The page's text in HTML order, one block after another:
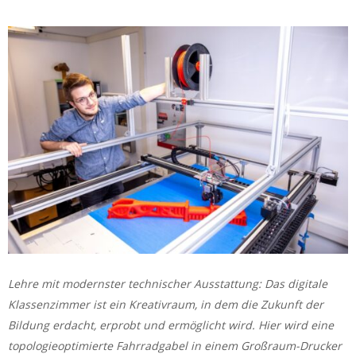
Lehre mit modernster technischer Ausstattung: Das digitale
Klassenzimmer ist ein Kreativraum, in dem die Zukunft der
Bildung erdacht, erprobt und ermöglicht wird. Hier wird eine
topologieoptimierte Fahrradgabel in einem Großraum-Drucker